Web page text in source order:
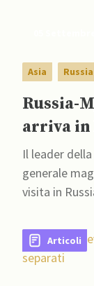
Asia Russia
Russia-
arriva in
Il leader
generale
visita in
Articoli